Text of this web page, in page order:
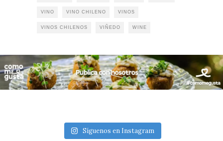
VINO VINO CHILENO VINOS
VINOS CHILENOS VIÑEDO WINE
Síguenos en Instagram